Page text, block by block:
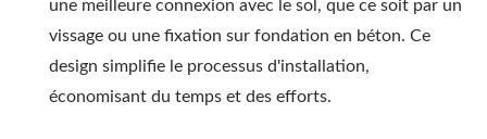
une meilleure connexion avec le sol, que ce soit par un
vissage ou une fixation sur fondation en béton. Ce
design simplifie le processus d'installation,
économisant du temps et des efforts.